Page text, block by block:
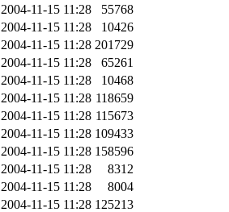
2004-11-15 11:28
55768
2004-11-15 11:28
10426
2004-11-15 11:28 201729
2004-11-15 11:28
65261
2004-11-15 11:28
10468
2004-11-15 11:28 118659
2004-11-15 11:28 115673
2004-11-15 11:28 109433
2004-11-15 11:28 158596
2004-11-15 11:28
8312
2004-11-15 11:28
8004
2004-11-15 11:28 125213